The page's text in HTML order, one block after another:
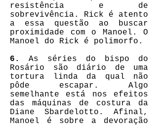
resistência e de
sobrevivência. Rick é atento
a essa questão ao buscar
proximidade com o Manoel. O
Manoel do Rick é polimorfo.
6.
As séries do bispo do
Rosário são diário de uma
tortura linda da qual não
pôde escapar. Algo
semelhante está nos efeitos
das máquinas de costura da
Diane Sbardelotto. Afinal,
Manoel é sobre a devoração